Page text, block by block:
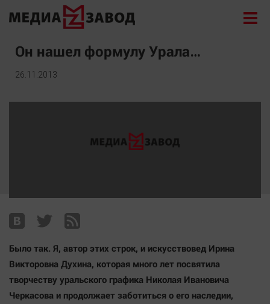
Новости
Курилка
Поиск
Архив
Наша победа
Общество
Он нашел формулу Урала…
26.11.2013
Было так. Я, автор этих строк, и искусствовед Ирина
Викторовна Духина, которая много лет посвятила
творчеству уральского графика Николая Ивановича
Черкасова и продолжает заботиться о его наследии,